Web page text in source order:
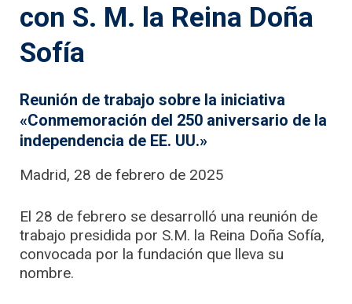
con S. M. la Reina Doña
Sofía
Reunión de trabajo sobre la iniciativa
«Conmemoración del 250 aniversario de la
independencia de EE. UU.»
Madrid, 28 de febrero de 2025
El 28 de febrero se desarrolló una reunión de
trabajo presidida por S.M. la Reina Doña Sofía,
convocada por la fundación que lleva su
nombre.